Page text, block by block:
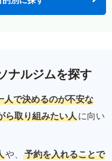
ナルジムを探す
人で決めるのが不安な
ら取り組みたい人に向い
や、
予約を入れることで